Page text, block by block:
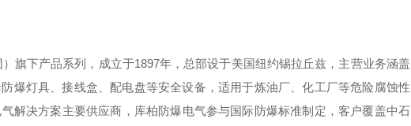
旗下产品系列，成立于1897年，总部设于美国纽约锡拉丘兹，主营业务涵盖
爆灯具、接线盒、配电盘等安全设备，适用于炼油厂、化工厂等危险腐蚀性
解决方案主要供应商，库柏防爆电气参与国际防爆标准制定，客户覆盖中石